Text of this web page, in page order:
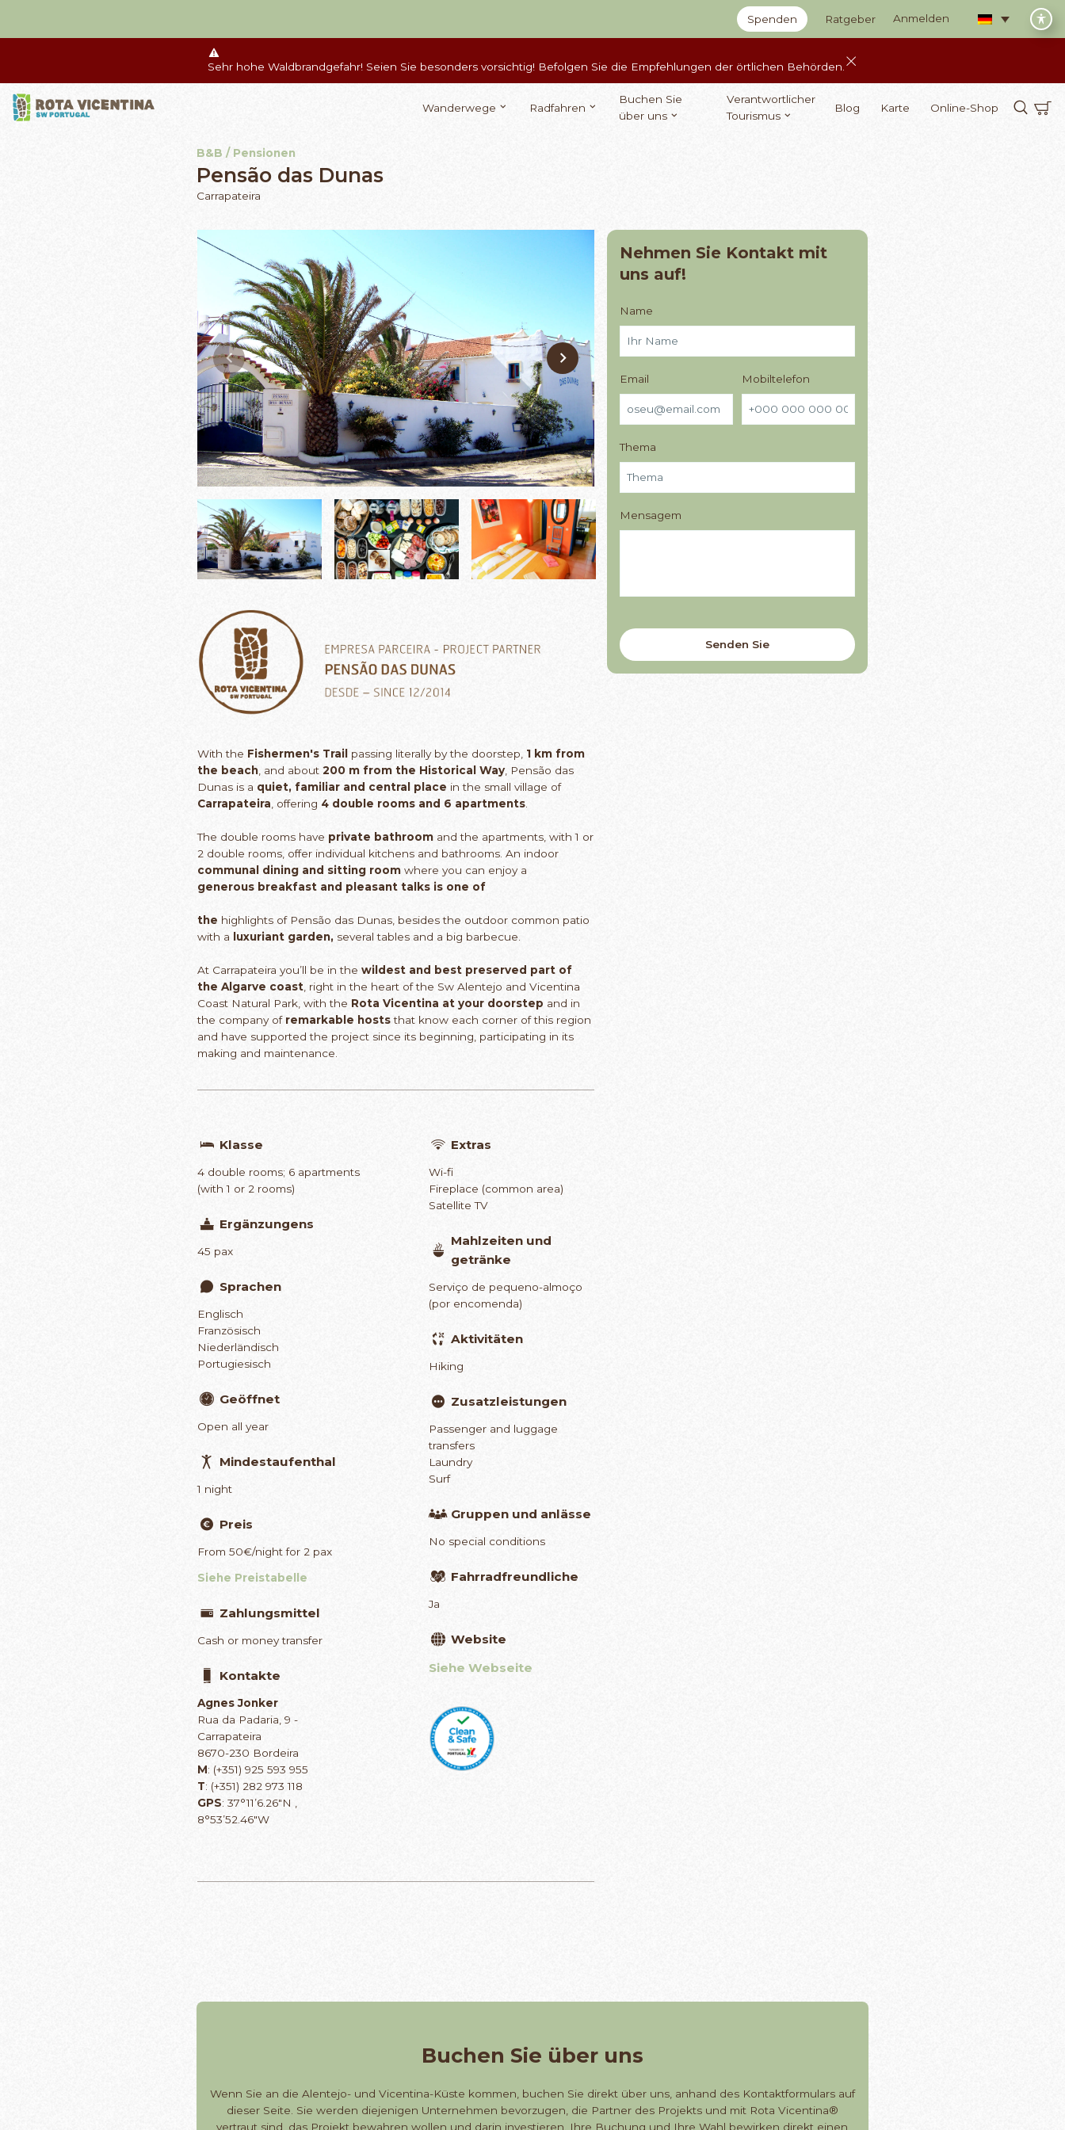
Spenden Ratgeber Anmelden
Sehr hohe Waldbrandgefahr! Seien Sie besonders vorsichtig! Befolgen Sie die Empfehlungen der örtlichen Behörden.
Wanderwege Radfahren
Buchen Sie
über uns
Verantwortlicher
Tourismus
Blog Karte Online-Shop
B&B / Pensionen
Pensão das Dunas
Carrapateira
With the Fishermen's Trail passing literally by the doorstep, 1 km from
the beach , and about200 m from the Historical Way, Pensão das
Dunas is a quiet, familiar and central place in the small village of
Carrapateira , offering 4 double rooms and 6 apartments
The double rooms have private bathroom and the apartments, with 1 or
2 double rooms, offer individual kitchens and bathrooms. An indoor
communal dining and sitting room where you can enjoy a
generous breakfast and pleasant talks is one of
the highlights of Pensão das Dunas, besides the outdoor common patio
with a
luxuriant garden, several tables and a big barbecue.
At Carrapateira you’ll be in thewildest and best preserved part of
the Algarve coast , right in the heart of the Sw Alentejo and Vicentina
Coast Natural Park, with the Rota Vicentina at your doorstep and in
the company of remarkable hoststhat know each corner of this region
and have supported the project since its beginning, participating in its
making and maintenance.
Klasse
4 double rooms; 6 apartments
(with 1 or 2 rooms)
Ergänzungens
45 pax
Sprachen
Englisch
Französisch
Niederländisch
Portugiesisch
Geöffnet
Open all year
Mindestaufenthal
1 night
Preis
From 50€/night for 2 pax
Siehe Preistabelle
Zahlungsmittel
Cash or money transfer
Kontakte
Agnes Jonker
Rua da Padaria, 9 -
Carrapateira
8670-230 Bordeira
M: (+351) 925 593 955
T: (+351) 282 973 118
GPS: 37°11’6.26″N ,
8°53’52.46″W
Extras
Wi-fi
Fireplace (common area)
Satellite TV
Mahlzeiten und
getränke
Serviço de pequeno-almoço
(por encomenda)
Aktivitäten
Hiking
Zusatzleistungen
Passenger and luggage
transfers
Laundry
Surf
Gruppen und anlässe
No special conditions
Fahrradfreundliche
Ja
Website
Siehe Webseite
Nehmen Sie Kontakt mit
uns auf!
Name
Email Mobiltelefon
Thema
Mensagem
Buchen Sie über uns
Wenn Sie an die Alentejo- und Vicentina-Küste kommen, buchen Sie direkt über uns, anhand des Kontaktformulars auf
dieser Seite. Sie werden diejenigen Unternehmen bevorzugen, die Partner des Projekts und mit Rota Vicentina®
vertraut sind, das Projekt bewahren wollen und darin investieren. Ihre Buchung und Ihre Wahl bewirken direkt einen